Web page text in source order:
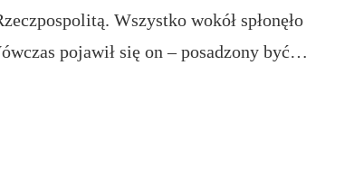
Wszystko wokół spłonęło
pojawił się on – posadzony być…